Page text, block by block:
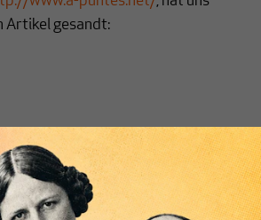
Artikel gesandt:
von allein!